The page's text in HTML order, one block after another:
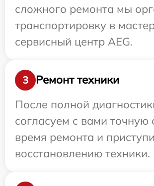
сложного ремонта мы
транспортировку в
сервисный центр AEG.
3
Ремонт техники
После полной
согласуем с вами точную
время ремонта и
восстановлению техники.